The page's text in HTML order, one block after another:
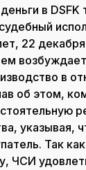
в DSFK
22
возбуждает
в
об этом,
указывая,
Так
ЧСИ